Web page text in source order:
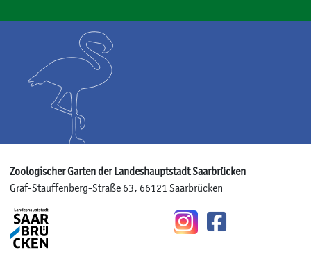
Zoologischer Garten der Landeshauptstadt Saarbrücken
Graf-Stauffenberg-Straße 63, 66121 Saarbrücken
Instagram